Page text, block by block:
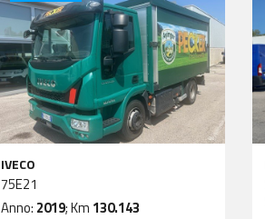
IVECO
75E21
Anno: 2019; Km 130.143